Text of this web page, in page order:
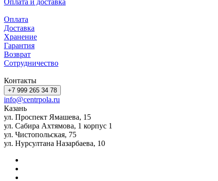
Оплата
Доставка
Хранение
Гарантия
Возврат
Сотрудничество
Контакты
+7 999 265 34 78
info@centrpola.ru
Казань
ул. Проспект Ямашева, 15
ул. Сабира Ахтямова, 1 корпус 1
ул. Чистопольская, 75
ул. Нурсултана Назарбаева, 10